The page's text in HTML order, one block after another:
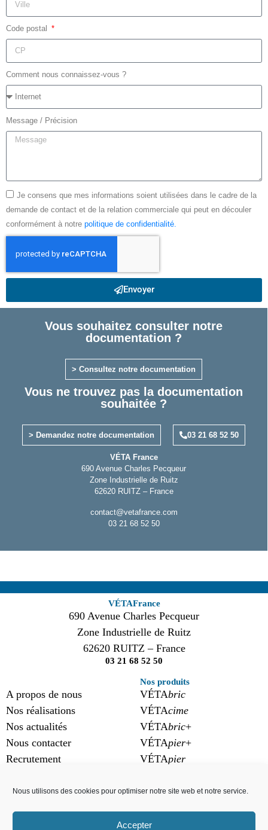
Nous utilisons des cookies pour optimiser notre site web et notre service.
Accepter
Code postal
Comment nous connaissez-vous ?
Message / Précision
Je consens que mes informations soient utilisées dans le cadre de la
demande de contact et de la relation commerciale qui peut en découler
conformément à notre politique de confidentialité.
Envoyer
Vous souhaitez consulter notre
documentation ?
> Consultez notre documentation
Vous ne trouvez pas la documentation
souhaitée ?
> Demandez notre documentation 03 21 68 52 50
VÉTA France
690 Avenue Charles Pecqueur
Zone Industrielle de Ruitz
62620 RUITZ – France
contact@vetafrance.com
03 21 68 52 50
VÉTAFrance
690 Avenue Charles Pecqueur
Zone Industrielle de Ruitz
62620 RUITZ – France
03 21 68 52 50
A propos de nous
Nos réalisations
Nos actualités
Nous contacter
Recrutement
Nos produits
VÉTAbric
VÉTAcime
VÉTAbric+
VÉTApier+
VÉTApier
Suivez-nous